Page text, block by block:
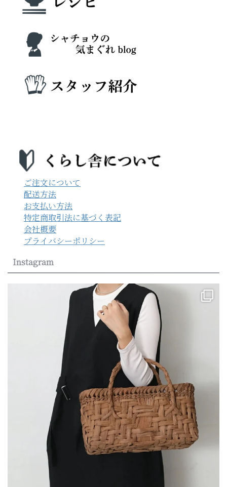
ご注文について
配送方法
お支払い方法
特定商取引法に基づく表記
会社概要
プライバシーポリシー
Instagram